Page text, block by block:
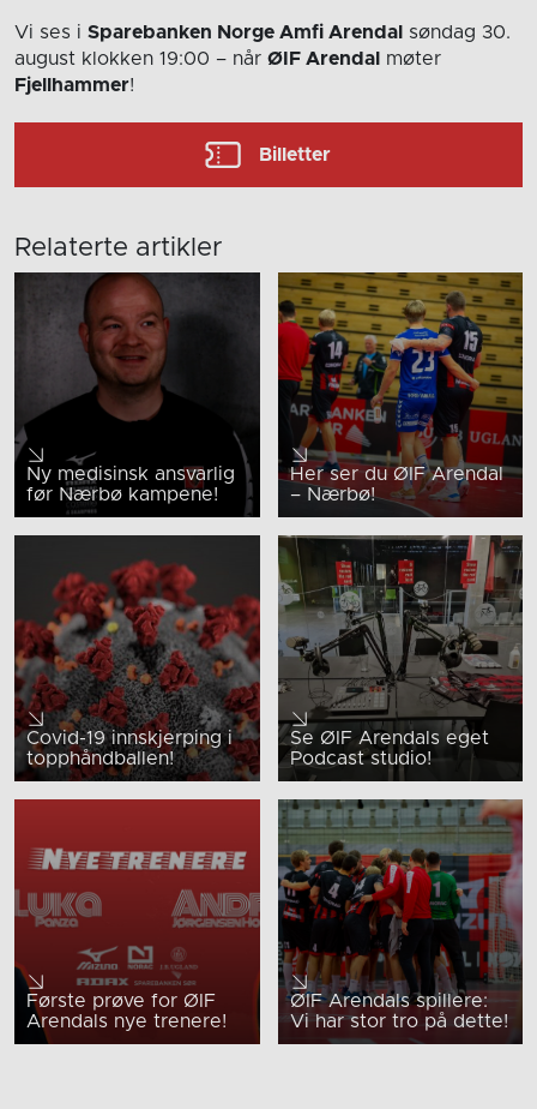
Vi ses i Sparebanken Norge Amfi Arendal
søndag 30.
august klokken 19:00 – når ØIF Arendal
møter
Fjellhammer!
Billetter
Relaterte artikler
Ny medisinsk ansvarlig
før Nærbø kampene!
Her ser du ØIF Arendal
– Nærbø!
Covid-19 innskjerping i
topphåndballen!
Se ØIF Arendals eget
Podcast studio!
Første prøve for ØIF
Arendals nye trenere!
ØIF Arendals spillere:
Vi har stor tro på dette!